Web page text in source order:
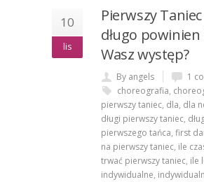
10
lis
Pierwszy Taniec
długo
Wasz występ?
By angels
1
choreografia,
pierwszy taniec, dla, dla
długi pierwszy taniec,
pierwszego tańca, first
na pierwszy taniec, ile
trwać pierwszy taniec, ile
indywidualne,